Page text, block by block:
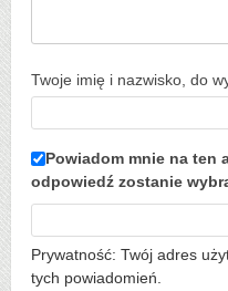
Twoje imię i nazwisko, do
Powiadom mnie na ten
odpowiedź zostanie
Prywatność: Twój adres
tych powiadomień.